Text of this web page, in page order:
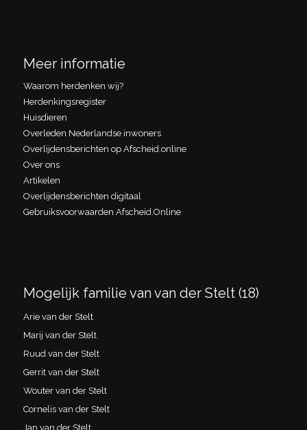
Meer informatie
Waarom herdenken wij?
Herdenkingsregister
Huisdieren
Overleden Nederlandse inwoners
Overlijdensberichten op Afscheid.online
Over ons
Artikelen
Overlijdensberichten digitaal
Gebruiksvoorwaarden Afscheid.Online
Mogelijk familie van van der Stelt (18)
Arie van der Stelt
Marij van der Stelt
Ruud van der Stelt
Gerrit van der Stelt
Wouter van der Stelt
Cornelis van der Stelt
Jan van der Stelt